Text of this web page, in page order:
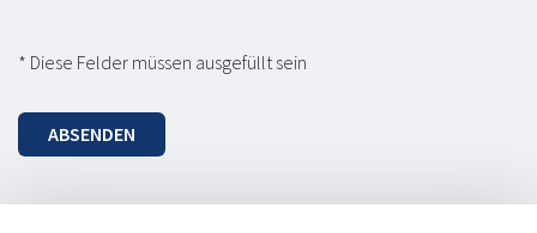
* Diese Felder müssen ausgefüllt sein
ABSENDEN